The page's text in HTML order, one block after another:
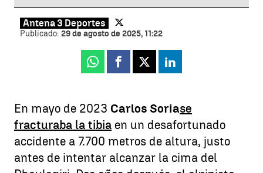
Antena 3 Deportes
Publicado: 29 de agosto de 2025, 11:22
Whatsapp
Facebook
X Linkedin
En mayo de 2023 Carlos Soriase
fracturaba la tibia en un desafortunado
accidente a 7.700 metros de altura, justo
antes de intentar alcanzar la cima del